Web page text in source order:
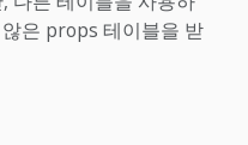
은 props 테이블을 받